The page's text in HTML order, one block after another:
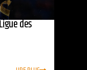
des